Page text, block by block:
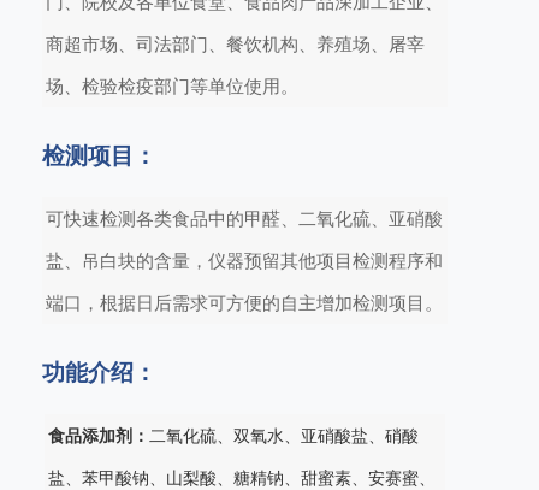
商超市场、司法部门、餐饮机构、养殖场、屠宰
场、检验检疫部门等单位使用。
检测项目：
可快速检测各类食品中的甲醛、二氧化硫、亚硝酸
盐、吊白块的含量，仪器预留其他项目检测程序和
端口，根据日后需求可方便的自主增加检测项目。
功能介绍：
食品添加剂：二氧化硫、双氧水、亚硝酸盐、硝酸
盐、苯甲酸钠、山梨酸、糖精钠、甜蜜素、安赛蜜、